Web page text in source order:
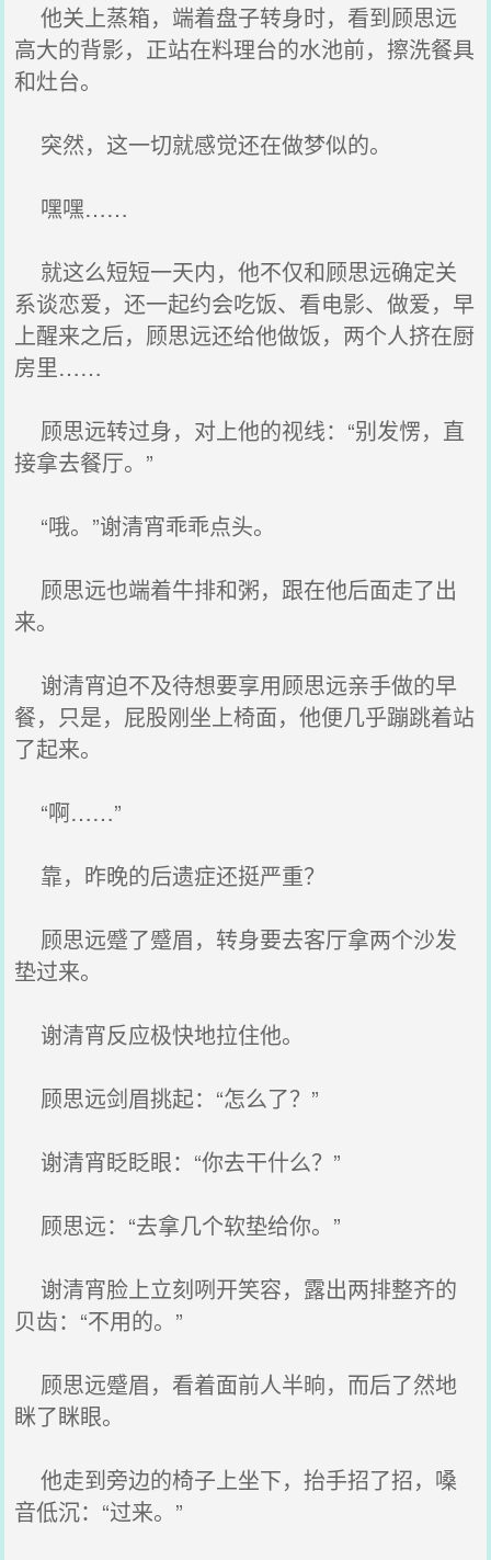
他关上蒸箱，端着盘子转身时，看到顾思远
高大的背影，正站在料理台的水池前，擦洗餐具
和灶台。
突然，这一切就感觉还在做梦似的。
嘿嘿……
就这么短短一天内，他不仅和顾思远确定关
系谈恋爱，还一起约会吃饭、看电影、做爱，早
上醒来之后，顾思远还给他做饭，两个人挤在厨
房里……
顾思远转过身，对上他的视线：“别发愣，直
接拿去餐厅。”
“哦。”谢清宵乖乖点头。
顾思远也端着牛排和粥，跟在他后面走了出
来。
谢清宵迫不及待想要享用顾思远亲手做的早
餐，只是，屁股刚坐上椅面，他便几乎蹦跳着站
了起来。
“啊……”
靠，昨晚的后遗症还挺严重？
顾思远蹙了蹙眉，转身要去客厅拿两个沙发
垫过来。
谢清宵反应极快地拉住他。
顾思远剑眉挑起：“怎么了？”
谢清宵眨眨眼：“你去干什么？”
顾思远：“去拿几个软垫给你。”
谢清宵脸上立刻咧开笑容，露出两排整齐的
贝齿：“不用的。”
顾思远蹙眉，看着面前人半晌，而后了然地
眯了眯眼。
他走到旁边的椅子上坐下，抬手招了招，嗓
音低沉：“过来。”